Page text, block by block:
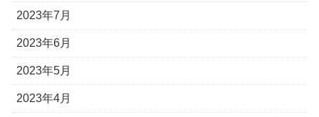
2023年7月
2023年6月
2023年5月
2023年4月